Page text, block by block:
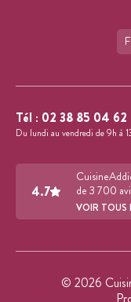
Tél : 02 38 85 04 62
Du lundi au vendredi de 9h à
4.7
de 3 700
VOIR TOUS
© 2026